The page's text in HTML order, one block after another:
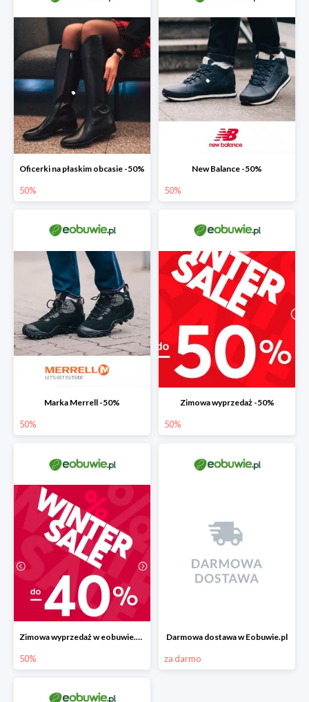
Oficerki na płaskim obcasie -50%
50%
New Balance -50%
50%
Marka Merrell -50%
50%
Zimowa wyprzedaż -50%
50%
Zimowa wyprzedaż w eobuwie.pl -40%
50%
Darmowa dostawa w Eobuwie.pl
za darmo